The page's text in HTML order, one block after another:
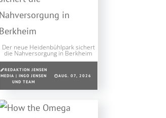
Der neue Heidenbühlpark sichert
die Nahversorgung in Berkheim
REDAKTION JENSEN
MEDIA | INGO JENSEN
UND TEAM
AUG. 07, 2026